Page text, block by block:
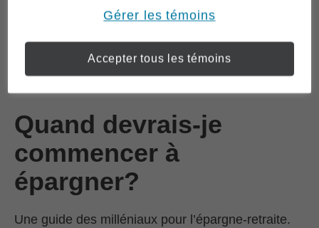
Commencez l'examen
Quand devrais-je
commencer à
épargner?
Une guide des milléniaux pour l’épargne-retraite.
Pour en savoir plus sur la façon dont nous utilisons les
veuillez consulter notreDéclaration de confidentialité de
l’information transmise en ligne opens in a new window
.
Gérer les témoins
Accepter tous les témoins